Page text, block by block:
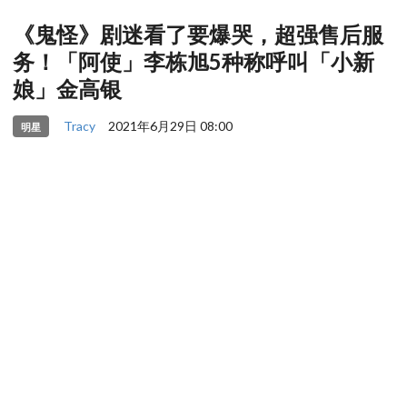
《鬼怪》剧迷看了要爆哭，超强售后服
务！「阿使」李栋旭5种称呼叫「小新
娘」金高银
明星 Tracy 2021年6月29日 08:00